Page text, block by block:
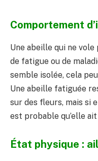
Comportement
Une abeille qui ne
de fatigue ou de
semble isolée, cela
Une abeille fatiguée
sur des fleurs, mais si
est probable qu’elle ait
État physique :